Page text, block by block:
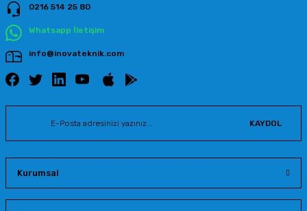
0216 514 25 80
Whatsapp İletişim
info@inovateknik.com
KAYDOL
Kurumsal